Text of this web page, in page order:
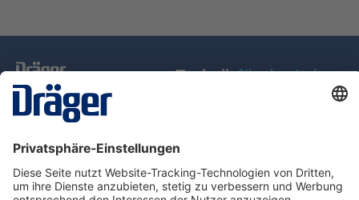
Technikfür das Leben
Service-Hotline
Über Dräger